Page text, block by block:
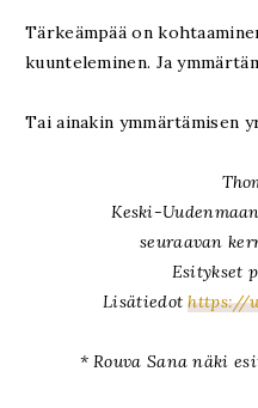
Tärkeämpää on
kuunteleminen. Ja
Tai ainakin ymmärtämisen
Keski-
seuraavan
Esitykset
Lisätiedothttps://
* Rouva Sana näki